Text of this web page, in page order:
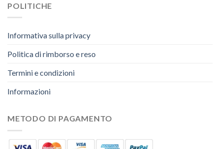
POLITICHE
Informativa sulla privacy
Politica di rimborso e reso
Termini e condizioni
Informazioni
METODO DI PAGAMENTO